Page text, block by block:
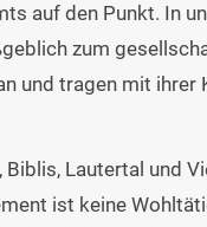
auf den Punkt. In
zum
und tragen mit
Lautertal und
ist keine